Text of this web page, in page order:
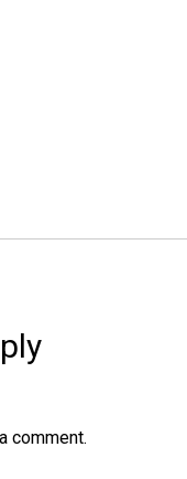
comment.